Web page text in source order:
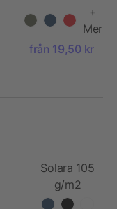
keps med 6
paneler
+
Mer
från 19,50 kr
Solara 105
g/m2
nylonkeps